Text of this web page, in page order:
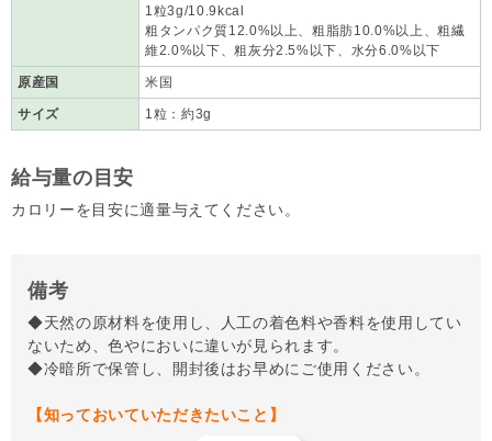
1粒3g/10.9kcal
粗タンパク質12.0%以上、粗脂肪10.0%以上、粗繊
維2.0%以下、粗灰分2.5%以下、水分6.0%以下
原産国 米国
サイズ 1粒：約3g
給与量の目安
カロリーを目安に適量与えてください。
備考
◆天然の原材料を使用し、人工の着色料や香料を使用してい
ないため、色やにおいに違いが見られます。
◆冷暗所で保管し、開封後はお早めにご使用ください。
【知っておいていただきたいこと】